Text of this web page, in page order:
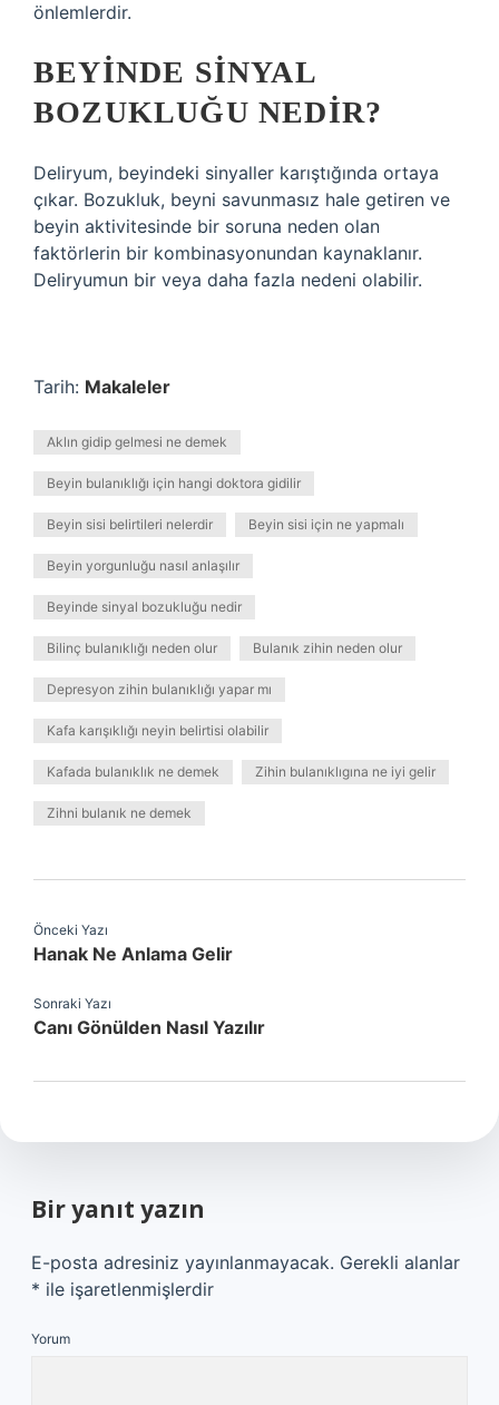
önlemlerdir.
BEYINDE SINYAL
BOZUKLUĞU NEDIR?
Deliryum, beyindeki sinyaller karıştığında ortaya
çıkar. Bozukluk, beyni savunmasız hale getiren ve
beyin aktivitesinde bir soruna neden olan
faktörlerin bir kombinasyonundan kaynaklanır.
Deliryumun bir veya daha fazla nedeni olabilir.
Tarih: Makaleler
Aklın gidip gelmesi ne demek
Beyin bulanıklığı için hangi doktora gidilir
Beyin sisi belirtileri nelerdir Beyin sisi için ne yapmalı
Beyin yorgunluğu nasıl anlaşılır
Beyinde sinyal bozukluğu nedir
Bilinç bulanıklığı neden olur Bulanık zihin neden olur
Depresyon zihin bulanıklığı yapar mı
Kafa karışıklığı neyin belirtisi olabilir
Kafada bulanıklık ne demek Zihin bulanıklıgına ne iyi gelir
Zihni bulanık ne demek
Önceki Yazı
Hanak Ne Anlama Gelir
Sonraki Yazı
Canı Gönülden Nasıl Yazılır
Bir yanıt yazın
E-posta adresiniz yayınlanmayacak. Gerekli alanlar
* ile işaretlenmişlerdir
Yorum